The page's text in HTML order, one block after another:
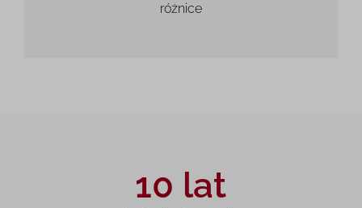
różnice
10 lat